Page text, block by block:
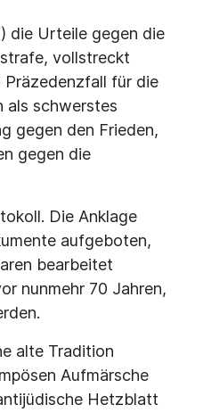
die Urteile gegen die
vollstreckt
Präzedenzfall für die
als schwerstes
gegen den Frieden,
gegen die
Die Anklage
aufgeboten,
bearbeitet
nunmehr 70 Jahren,
alte Tradition
Aufmärsche
Hetzblatt